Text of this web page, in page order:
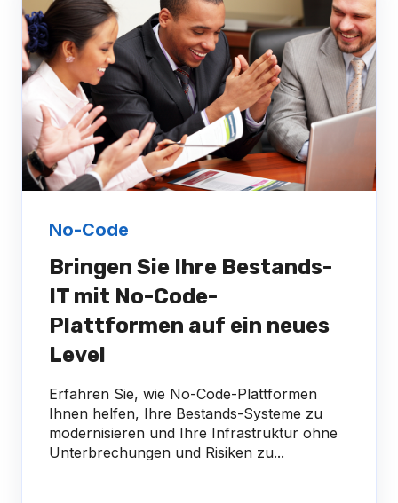
No-Code
Bringen Sie Ihre Bestands-
IT mit No-Code-
Plattformen auf ein neues
Level
Erfahren Sie, wie No-Code-Plattformen
Ihnen helfen, Ihre Bestands-Systeme zu
modernisieren und Ihre Infrastruktur ohne
Unterbrechungen und Risiken zu...